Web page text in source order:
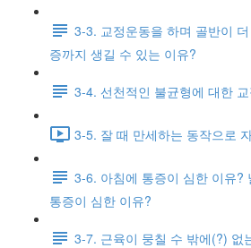
3-3. 교정운동을 하며 골반이
증까지 생길 수 있는 이유?
3-4. 선천적인 불균형에 대한
3-5. 잘 때 만세하는 동작으로
3-6. 아침에 통증이 심한 이유?
통증이 심한 이유?
3-7. 근육이 뭉칠 수 밖에(?) 없